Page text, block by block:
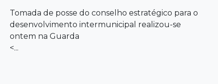
Tomada de posse do conselho estratégico para o
desenvolvimento intermunicipal realizou-se
ontem na Guarda
<...